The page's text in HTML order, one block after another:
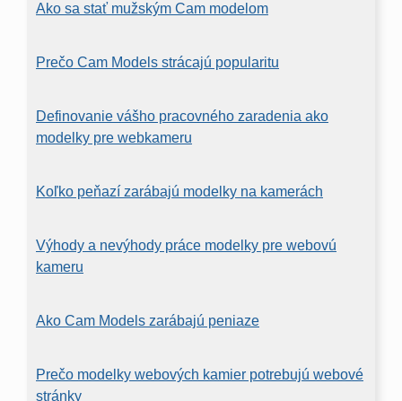
Ako sa stať mužským Cam modelom
Prečo Cam Models strácajú popularitu
Definovanie vášho pracovného zaradenia ako
modelky pre webkameru
Koľko peňazí zarábajú modelky na kamerách
Výhody a nevýhody práce modelky pre webovú
kameru
Ako Cam Models zarábajú peniaze
Prečo modelky webových kamier potrebujú webové
stránky